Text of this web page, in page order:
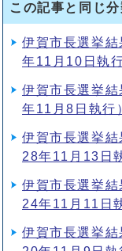
この記事と同じ
伊賀市長選挙
年11月10日執行
伊賀市長選挙結
年11月8日執行
伊賀市長選挙結
28年11月13日
伊賀市長選挙結
24年11月11日
伊賀市長選挙結